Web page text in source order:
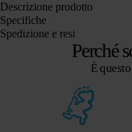
Descrizione prodotto
Specifiche
Spedizione e resi
Perché
È